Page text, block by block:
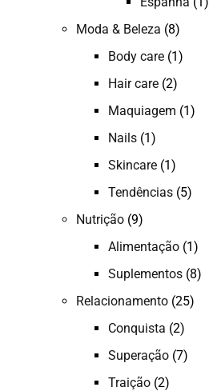
Moda & Beleza (8)
Body care (1)
Hair care (2)
Maquiagem (1)
Nails (1)
Skincare (1)
Tendências (5)
Nutrição (9)
Alimentação (1)
Suplementos (8)
Relacionamento (25)
Conquista (2)
Superação (7)
Traição (2)